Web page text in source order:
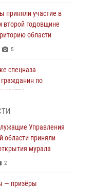
приняли участие в
второй годовщине
области
5
спецназа
по
продолжают
поколение с
проверили работу
Управления
области приняли
мурала
2
— призёры